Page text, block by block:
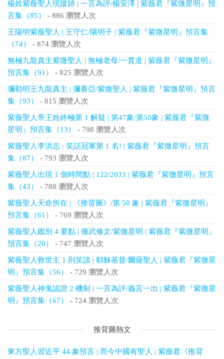
楊姓紫薇聖人現蹤跡 | 一言為評/楊安澤 | 紫薇君『紫微星明』預
言集（85）
- 886 瀏覽人次
王陽明紫薇聖人 | 王守仁/陽明子 | 紫薇君『紫微星明』預言集
（74）
- 874 瀏覽人次
無極九龍真主紫微聖人 | 無極老母/一貫道 | 紫薇君『紫微星明』
預言集（91）
- 825 瀏覽人次
彌勒明王九龍真主 | 彌賽亞/紫微聖人 | 紫薇君『紫微星明』預言
集（93）
- 815 瀏覽人次
紫薇聖人帝王姓終極第 1 解疑 | 第47象/第50象 | 紫薇君『紫微
星明』預言集（13）
- 798 瀏覽人次
紫薇聖人李洪志 : 笑話冠軍第 1 名! | 紫薇君『紫微星明』預言
集（87）
- 793 瀏覽人次
紫薇聖人出現 1 個時間點 | 122/2033 | 紫薇君『紫微星明』預言
集（43）
- 788 瀏覽人次
紫薇聖人天命所在 | 《推背圖》/第 50 象 | 紫薇君『紫微星明』
預言集（61）
- 769 瀏覽人次
紫薇聖人鑑別 4 要點 | 偃武修文/紫微星明 | 紫薇君『紫微星明』
預言集（20）
- 747 瀏覽人次
紫薇聖人救世主 1 則笑談 | 耶穌基督/爾薩聖人 | 紫薇君『紫微星
明』預言集（56）
- 729 瀏覽人次
紫薇聖人神鬼認證 2 機制 | 一言為評/義言一出 | 紫薇君『紫微星
明』預言集（67）
- 724 瀏覽人次
推背圖熱文
東方聖人習近平 44 象預言 | 而今中國有聖人 | 紫薇君《推背